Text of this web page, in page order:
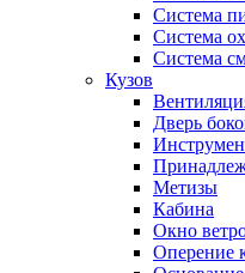
Система
Система
Система
Кузов
Дверь
Метизы
Кабина
Окно
Оперение